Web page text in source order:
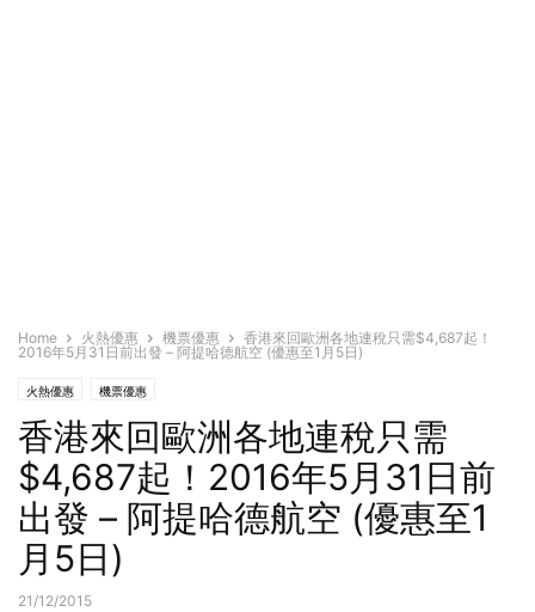
Home 火熱優惠 機票優惠
香港來回歐洲各地連稅只需$4,687起！
2016年5月31日前出發 – 阿提哈德航空 (優惠至1月5日)
火熱優惠 機票優惠
香港來回歐洲各地連稅只需
$4,687起！2016年5月31日前
出發 – 阿提哈德航空 (優惠至1
月5日)
21/12/2015